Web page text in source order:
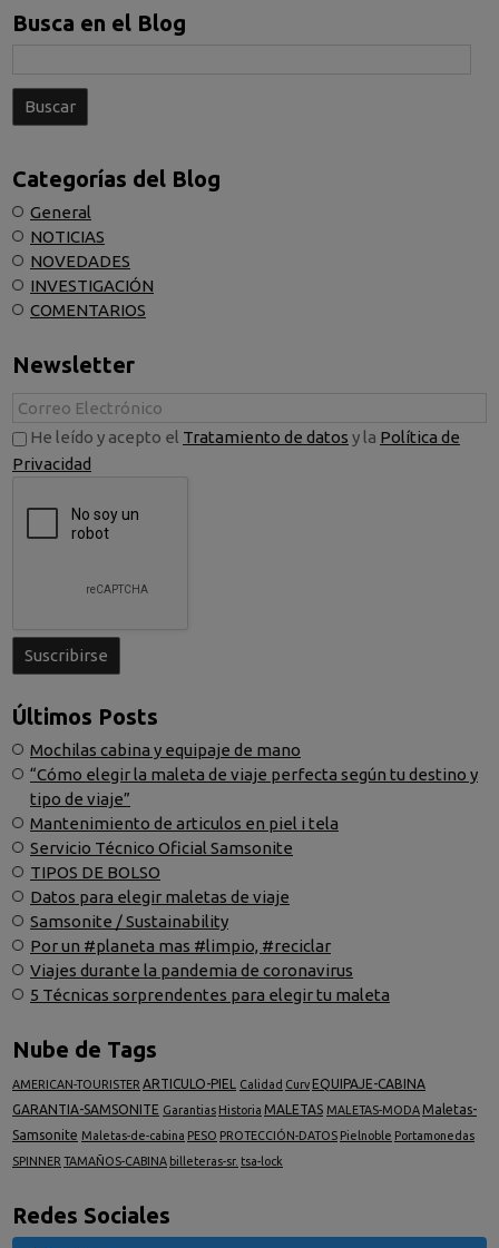
Busca en el Blog
Categorías del Blog
General
NOTICIAS
NOVEDADES
INVESTIGACIÓN
COMENTARIOS
Newsletter
He leído y acepto el Tratamiento de datos y la Política de
Privacidad
Últimos Posts
Mochilas cabina y equipaje de mano
“Cómo elegir la maleta de viaje perfecta según tu destino y
tipo de viaje”
Mantenimiento de articulos en piel i tela
Servicio Técnico Oficial Samsonite
TIPOS DE BOLSO
Datos para elegir maletas de viaje
Samsonite / Sustainability
Por un #planeta mas #limpio, #reciclar
Viajes durante la pandemia de coronavirus
5 Técnicas sorprendentes para elegir tu maleta
Nube de Tags
AMERICAN-TOURISTER ARTICULO-PIEL Calidad Curv EQUIPAJE-CABINA
GARANTIA-SAMSONITE Garantias Historia MALETAS MALETAS-MODA Maletas-
Samsonite Maletas-de-cabina PESO PROTECCIÓN-DATOS Pielnoble Portamonedas
SPINNER TAMAÑOS-CABINA billeteras-sr. tsa-lock
Redes Sociales